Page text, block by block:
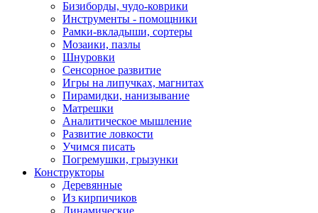
Бизиборды, чудо-коврики
Инструменты - помощники
Рамки-вкладыши, сортеры
Мозаики, пазлы
Шнуровки
Сенсорное развитие
Игры на липучках, магнитах
Пирамидки, нанизывание
Матрешки
Аналитическое мышление
Развитие ловкости
Учимся писать
Погремушки, грызунки
Конструкторы
Деревянные
Из кирпичиков
Динамические